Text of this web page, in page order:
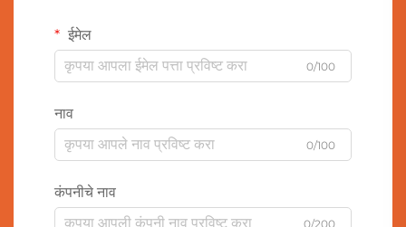
ईमेल
0/100
नाव
0/100
कंपनीचे नाव
0/200